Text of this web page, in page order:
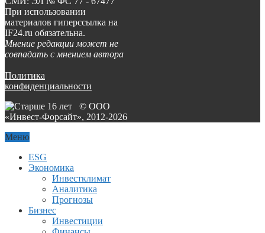
При использовании
материалов гиперссылка на
IF24.ru обязательна.
Мнение редакции может не
совпадать с мнением автора
Политика
конфиденциальности
© ООО
«Инвест-Форсайт», 2012-2026
Меню
ESG
Экономика
Инвестклимат
Аналитика
Прогнозы
Бизнес
Инвестиции